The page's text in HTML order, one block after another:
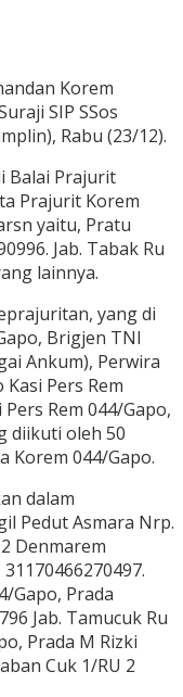
Korem
SIP SSos
Rabu (23/12).
Balai Prajurit
Prajurit Korem
yaitu, Pratu
Jab. Tabak Ru
lainnya.
yang di
Brigjen TNI
Ankum), Perwira
Pers Rem
Rem 044/Gapo,
diikuti oleh 50
Korem 044/Gapo.
dalam
Pedut Asmara Nrp.
Denmarem
Gapo, Prada
Jab. Tamucuk Ru
Prada M Rizki
Cuk 1/RU 2